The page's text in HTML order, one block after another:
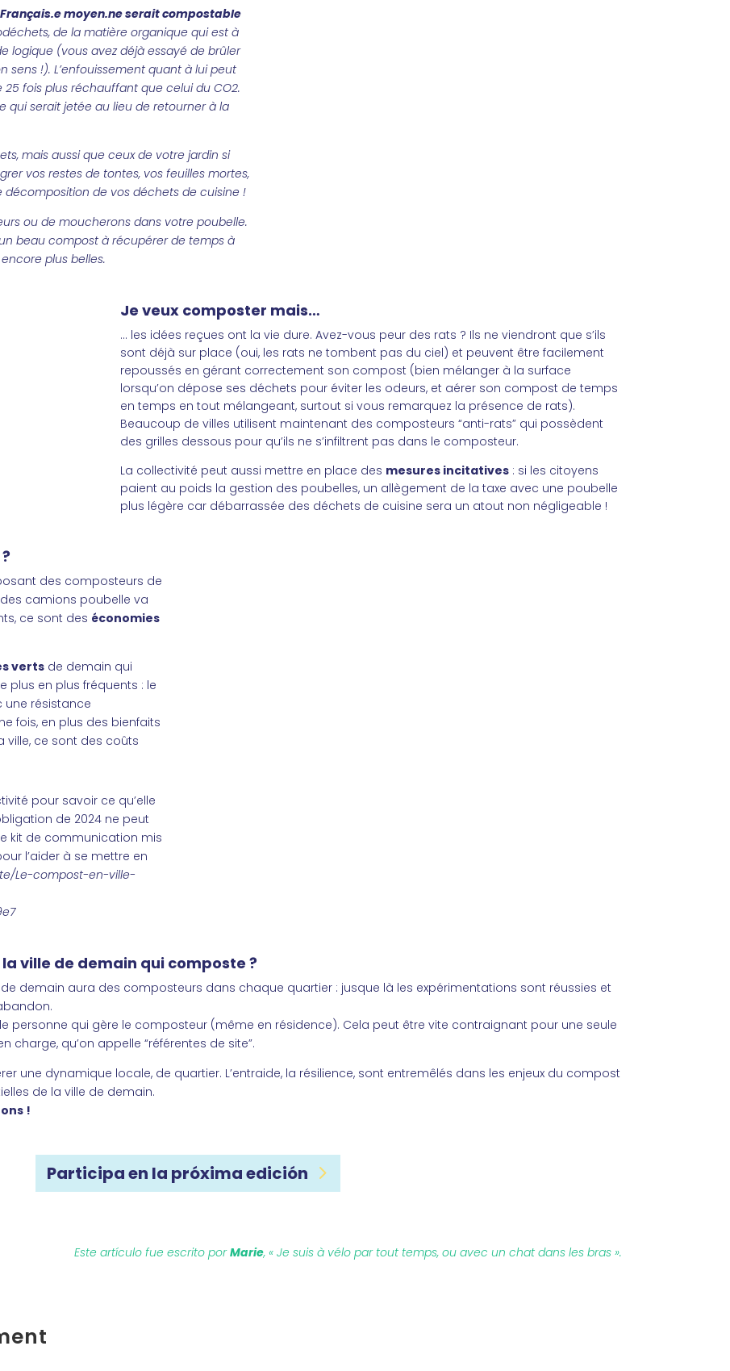
moyen.neserait compostable
de la matière organique qui est à
logique (vous avez déjà essayé de brûler
sens !). L’enfouissement quant à lui peut
fois plus réchauffant que celui du CO2.
qui serait jetée au lieu de retourner à la
mais aussi que ceux de votre jardin si
vos restes de tontes, vos feuilles mortes,
de vos déchets de cuisine !
ou de moucherons dans votre poubelle.
beau compost à récupérer de temps à
plus belles.
Je veux composter mais…
… les idées reçues ont la vie dure. Avez-vous peur des rats ? Ils ne viendront que s’ils
sont déjà sur place (oui, les rats ne tombent pas du ciel) et peuvent être facilement
repoussés en gérant correctement son compost (bien mélanger à la surface
lorsqu’on dépose ses déchets pour éviter les odeurs, et aérer son compost de temps
en temps en tout mélangeant, surtout si vous remarquez la présence de rats).
Beaucoup de villes utilisent maintenant des composteurs “anti-rats” qui possèdent
des grilles dessous pour qu’ils ne s’infiltrent pas dans le composteur.
La collectivité peut aussi mettre en place des mesures incitatives : si les citoyens
paient au poids la gestion des poubelles, un allègement de la taxe avec une poubelle
plus légère car débarrassée des déchets de cuisine sera un atout non négligeable !
des composteurs de
camions poubelle va
ce sont des économies
verts de demain qui
plus en plus fréquents : le
résistance
fois, en plus des bienfaits
ville, ce sont des coûts
pour savoir ce qu’elle
de 2024 ne peut
kit de communication mis
l’aider à se mettre en
Le-compost-en-ville-
ville de demain qui composte ?
demain aura des composteurs dans chaque quartier : jusque là les expérimentations sont réussies et
personne qui gère le composteur (même en résidence). Cela peut être vite contraignant pour une seule
charge, qu’on appelle “référentes de site”.
une dynamique locale, de quartier. L’entraide, la résilience, sont entremêlés dans les enjeux du compost
de la ville de demain.
!
Participa en la próxima edición
Este artículo fue escrito porMarie, « Je suis à vélo par tout temps, ou avec un chat dans les bras ».